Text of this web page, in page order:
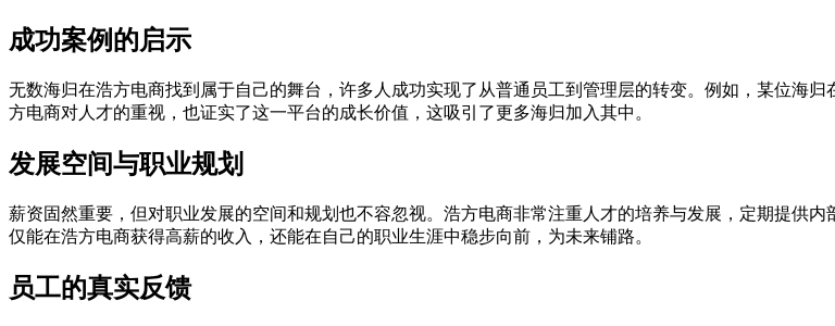
成功案例的启示
无数海归在浩方电商找到属于自己的舞台，许多人成功实现了从普通员工到管理层的转变。例如，某位海
方电商对人才的重视，也证实了这一平台的成长价值，这吸引了更多海归加入其中。
发展空间与职业规划
薪资固然重要，但对职业发展的空间和规划也不容忽视。浩方电商非常注重人才的培养与发展，定期提供
仅能在浩方电商获得高薪的收入，还能在自己的职业生涯中稳步向前，为未来铺路。
员工的真实反馈